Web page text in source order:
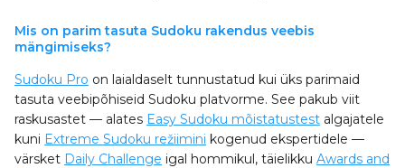
Mis on parim tasuta Sudoku rakendus veebis
mängimiseks?
Sudoku Pro on laialdaselt tunnustatud kui üks parimaid
tasuta veebipõhiseid Sudoku platvorme. See pakub viit
raskusastet — alates Easy Sudoku mõistatustest algajatele
kuni Extreme Sudoku režiimini kogenud ekspertidele —
värsket Daily Challenge igal hommikul, täielikku Awards and